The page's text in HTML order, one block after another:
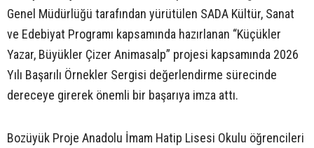
Genel Müdürlüğü tarafından yürütülen SADA Kültür, Sanat
ve Edebiyat Programı kapsamında hazırlanan “Küçükler
Yazar, Büyükler Çizer Animasalp” projesi kapsamında 2026
Yılı Başarılı Örnekler Sergisi değerlendirme sürecinde
dereceye girerek önemli bir başarıya imza attı.
Bozüyük Proje Anadolu İmam Hatip Lisesi Okulu öğrencileri